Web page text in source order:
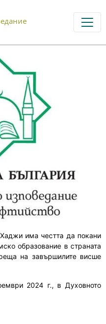
има честта да покани
образование в страната
на завършилите висше
2024 г., в Духовното